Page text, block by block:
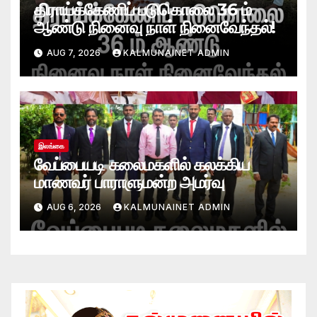
திராய்க்கேணிப் படுகொலை 36 ம்
ஆண்டு நினைவு நாள் நினைவேந்தல்!
AUG 7, 2026 KALMUNAINET ADMIN
இலங்கை
வேப்பையடி கலைமகளில் கலக்கிய
மாணவர் பாராளுமன்ற அமர்வு
AUG 6, 2026 KALMUNAINET ADMIN